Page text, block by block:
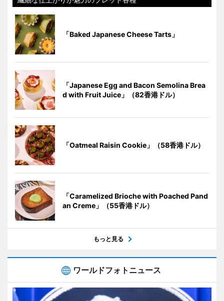
「Baked Japanese Cheese Tarts」
「Japanese Egg and Bacon Semolina Brea
d with Fruit Juice」（82香港ドル）
「Oatmeal Raisin Cookie」（58香港ドル）
「Caramelized Brioche with Poached Pand
an Creme」（55香港ドル）
もっと見る
ワールドフォトニュース